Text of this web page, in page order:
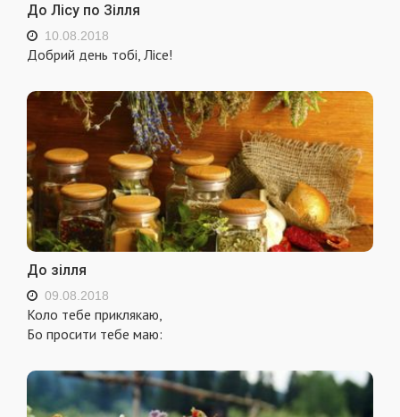
До Лісу по Зілля
10.08.2018
Добрий день тобі, Лісе!
До зілля
09.08.2018
Коло тебе приклякаю,
Бо просити тебе маю: